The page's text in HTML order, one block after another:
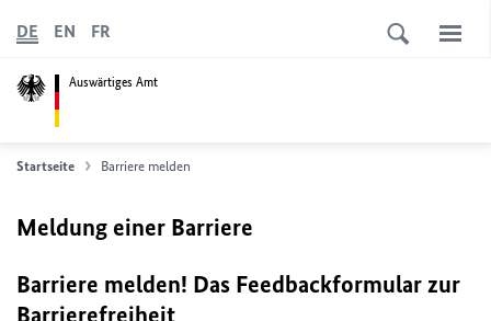
Auswärtiges Amt
DE EN FR
Startseite Barriere melden
Meldung einer Barriere
Barriere melden! Das Feedbackformular zur
Barrierefreiheit